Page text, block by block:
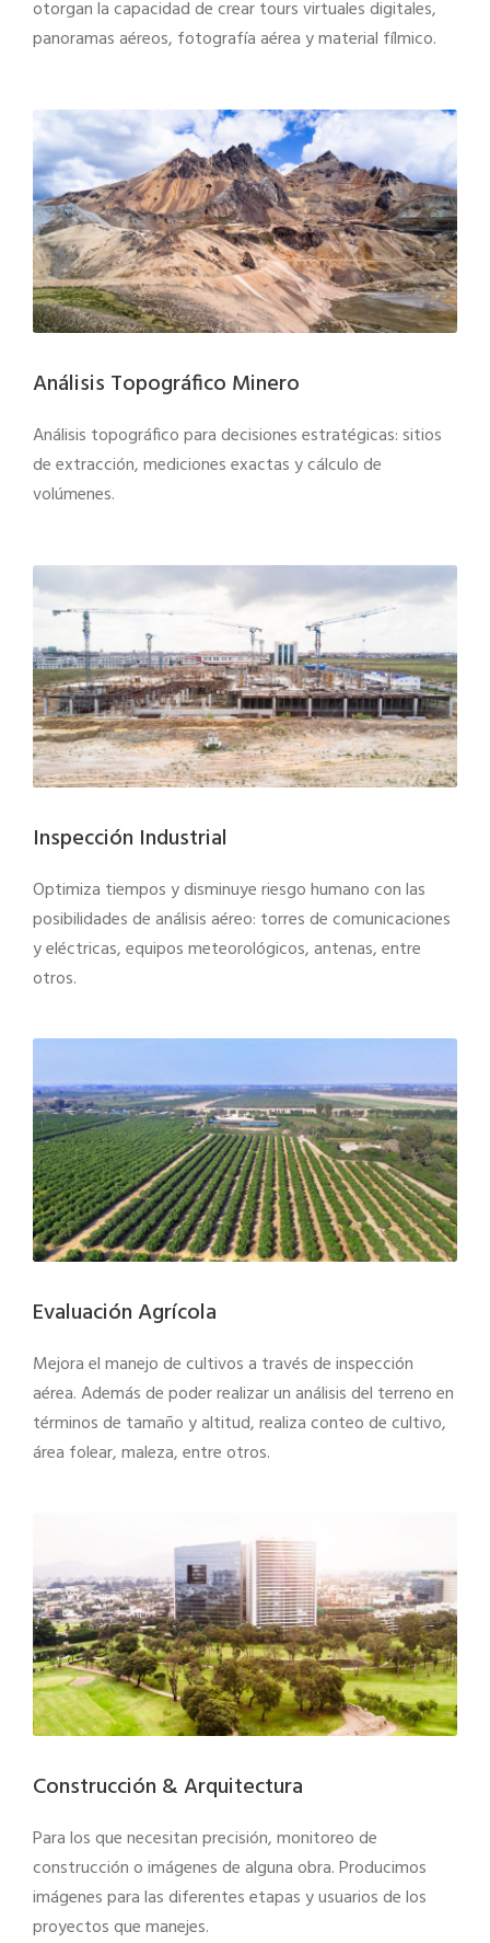
otorgan la capacidad de crear tours virtuales digitales,
panoramas aéreos, fotografía aérea y material fílmico.
Análisis Topográfico Minero
Análisis topográfico para decisiones estratégicas: sitios
de extracción, mediciones exactas y cálculo de
volúmenes.
Inspección Industrial
Optimiza tiempos y disminuye riesgo humano con las
posibilidades de análisis aéreo: torres de comunicaciones
y eléctricas, equipos meteorológicos, antenas, entre
otros.
Evaluación Agrícola
Mejora el manejo de cultivos a través de inspección
aérea. Además de poder realizar un análisis del terreno en
términos de tamaño y altitud, realiza conteo de cultivo,
área folear, maleza, entre otros.
Construcción & Arquitectura
Para los que necesitan precisión, monitoreo de
construcción o imágenes de alguna obra. Producimos
imágenes para las diferentes etapas y usuarios de los
proyectos que manejes.